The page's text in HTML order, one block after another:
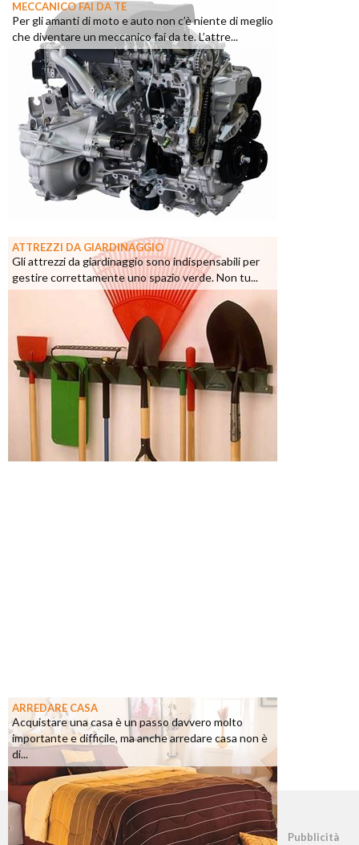
MECCANICO FAI DA TE
Per gli amanti di moto e auto non c’è niente di meglio
che diventare un meccanico fai da te. L’attre...
ATTREZZI DA GIARDINAGGIO
Gli attrezzi da giardinaggio sono indispensabili per
gestire correttamente uno spazio verde. Non tu...
ARREDARE CASA
Acquistare una casa è un passo davvero molto
importante e difficile, ma anche arredare casa non è
di...
©2026 - casapratica.net - p.iva 03338800984 Pubblicità